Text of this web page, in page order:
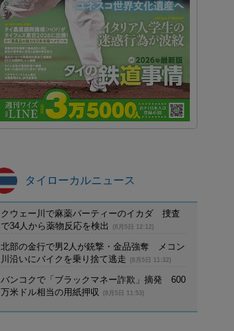
タイローカルニュース
クウェー川で麻薬パーティーのイカダ 捜査
で34人から薬物反応を検出
(8月5日 12:12)
北部の金行で男2人が銃撃・金品強奪 メコン
川沿いにバイクを乗り捨て逃走
(8月5日 11:32)
バンコクで「ブラックマネー詐欺」摘発 600
万米ドル相当の用紙押収
(8月5日 11:53)